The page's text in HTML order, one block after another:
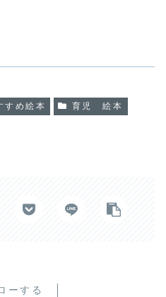
すめ絵本 育児 絵本
ーする